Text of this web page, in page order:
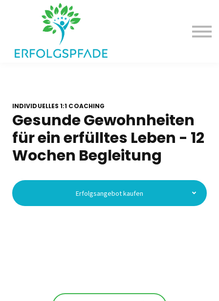
Deine Erfolgsangebote
Dein Erfolgspodcast
INDIVIDUELLES 1:1 COACHING
Gesunde Gewohnheiten
für ein erfülltes Leben - 12
Wochen Begleitung
Erfolgsangebot kaufen